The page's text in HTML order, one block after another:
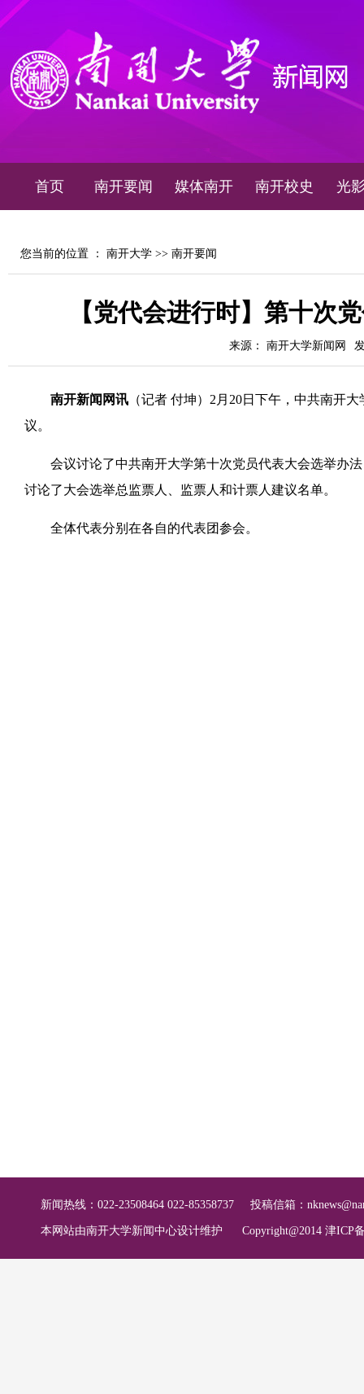
首页 南开要闻 媒体南开 南开校史 光
您当前的位置 ： 南开大学 >> 南开要闻
【党代会进行时】第十次
来源： 南开大学新闻网
南开新闻网讯 （记者 付坤）2月20日下午，中共南开
议。
会议讨论了中共南开大学第十次党员代表大会选举办法
讨论了大会选举总监票人、监票人和计票人建议名单。
全体代表分别在各自的代表团参会。
新闻热线：022-23508464 022-85358737 投稿信箱：
本网站由南开大学新闻中心设计维护 Copyright@2014 津ICP